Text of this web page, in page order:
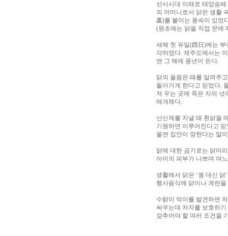
선사시대 이래로 태양숭
의 어머니로서 닭은 생활
畵)를 붙이는 풍속이 있었
(원초에는 닭을 직접 문에
새해 첫 유일(酉日)에는
각하였다. 제주도에서는
면 그 해에 풍년이 든다.
닭의 울음은 때를 알려주
돌아가게 한다고 믿었다.
져 우는 곳에 죽은 자의
매개체다.
산신제를 지낼 때 흰닭을
기원하면 이루어진다고
울면 집안이 망한다는 말
닭에 대한 금기로는 닭머
아이의 피부가 나쁘며 며
생활에서 닭은 ‘꿩 대신
행사음식에 닭이나 계란
수탉이 먹이를 발견하면
싸우는데 처자를 보호하
갖추어야 할 여러 조건을